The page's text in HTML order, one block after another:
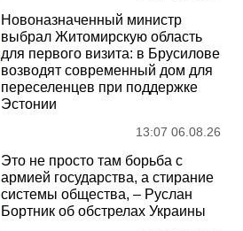
Новоназначенный министр
выбрал Житомирскую область
для первого визита: в Брусилове
возводят современный дом для
переселенцев при поддержке
Эстонии
13:07 06.08.26
Это не просто там борьба с
армией государства, а стирание
системы общества, – Руслан
Бортник об обстрелах Украины